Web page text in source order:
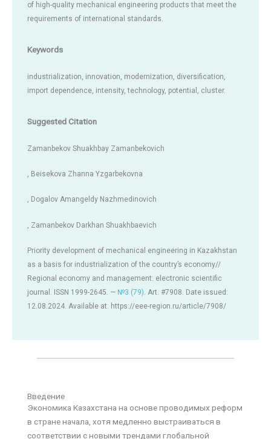
of high-quality mechanical engineering products that meet the
requirements of international standards.
Keywords
industrialization, innovation, modernization, diversification,
import dependence, intensity, technology, potential, cluster.
Suggested Citation
Zamanbekov Shuakhbay Zamanbekovich
, Beisekova Zhanna Yzgarbekovna
, Dogalov Amangeldy Nazhmedinovich
, Zamanbekov Darkhan Shuakhbaevich
Priority development of mechanical engineering in Kazakhstan
as a basis for industrialization of the country’s economy//
Regional economy and management: electronic scientific
journal. ISSN 1999-2645. — №3 (79). Art. #7908. Date issued:
12.08.2024. Available at: https://eee-region.ru/article/7908/
Введение
Экономика Казахстана на основе проводимых реформ
в стране начала, хотя медленно выстраиваться в
соответствии с новыми трендами глобальной